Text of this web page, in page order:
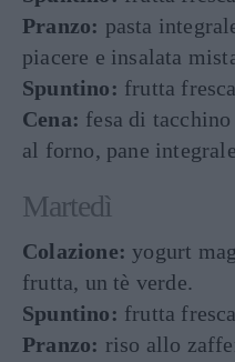
Pranzo: pasta
piacere e insalata
Spuntino: frutta
Cena: fesa di
al forno, pane
Martedì
Colazione: yogurt
frutta, un tè verde.
Spuntino: frutta
Pranzo: riso allo